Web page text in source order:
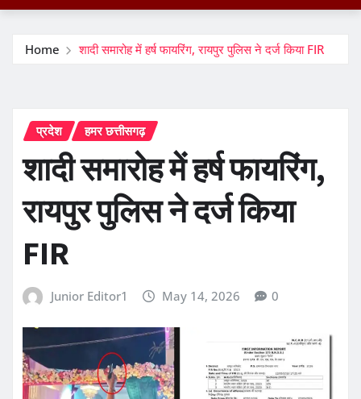
Home शादी समारोह में हर्ष फायरिंग, रायपुर पुलिस ने दर्ज किया FIR
प्रदेश हमर छत्तीसगढ़
शादी समारोह में हर्ष फायरिंग,
रायपुर पुलिस ने दर्ज किया
FIR
Junior Editor1 May 14, 2026 0